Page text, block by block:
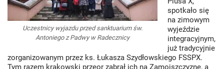
Uczestnicy wyjazdu przed sanktuarium św.
Antoniego z Padwy w Radecznicy
spotkało się
na zimowym
wyjeździe
integracyjnym,
już tradycyjnie
zorganizowanym przez ks. Łukasza Szydłowskiego FSSPX.
Tym razem krakowski przeor zabrał ich na Zamojszczyznę, a